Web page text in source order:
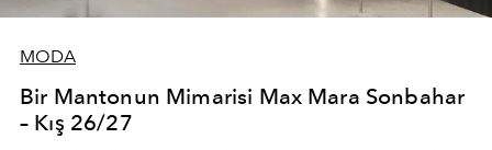
MODA
Bir Mantonun Mimarisi Max Mara Sonbahar
– Kış 26/27